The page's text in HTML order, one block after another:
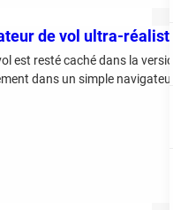
de vol ultra-
est resté caché dans la
dans un simple